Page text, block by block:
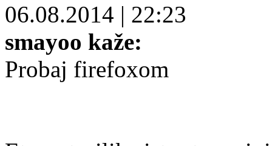
06.08.2014 | 22:23
smayoo kaže:
Probaj firefoxom